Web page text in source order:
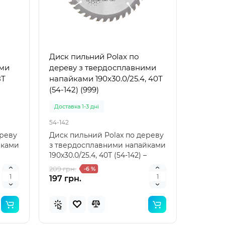
Новинка
Bestway 32034 (Довжина 51 x
жилет для плавання
Диск пильний Polax по
дереву з твердосплавними
напайками 190x30.0/25.4, 40Т
(54-142) (999)
Доставка 1-3 дні
54-142
Диск пильний Polax по дереву
з твердосплавними напайками
190x30.0/25.4, 40Т (54-142) –
надійний інст..
209 грн. -6 %
197 грн.